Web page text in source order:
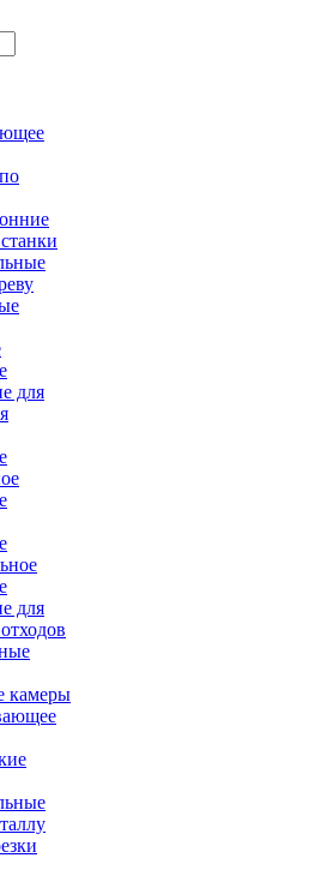
для
для
камеры